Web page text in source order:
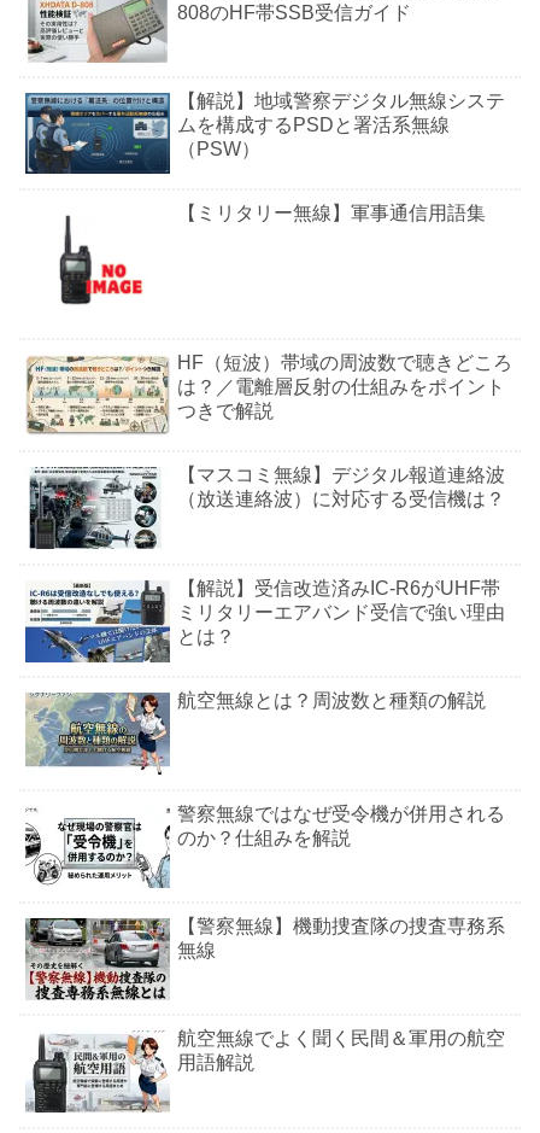
808のHF帯SSB受信ガイド
【解説】地域警察デジタル無線システ
ムを構成するPSDと署活系無線
（PSW）
【ミリタリー無線】軍事通信用語集
HF（短波）帯域の周波数で聴きどころ
は？／電離層反射の仕組みをポイント
つきで解説
【マスコミ無線】デジタル報道連絡波
（放送連絡波）に対応する受信機は？
【解説】受信改造済みIC-R6がUHF帯
ミリタリーエアバンド受信で強い理由
とは？
航空無線とは？周波数と種類の解説
警察無線ではなぜ受令機が併用される
のか？仕組みを解説
【警察無線】機動捜査隊の捜査専務系
無線
航空無線でよく聞く民間＆軍用の航空
用語解説